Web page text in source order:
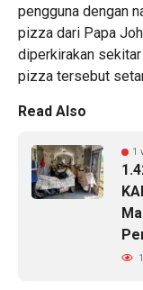
pengguna dengan
pizza dari Papa
diperkirakan
pizza tersebut
Read Also
1